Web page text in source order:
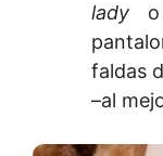
lady
faldas
–al